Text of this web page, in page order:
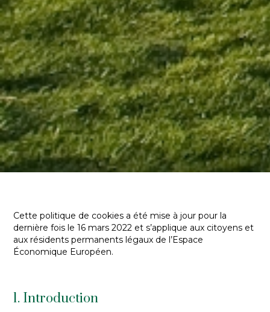
Cette politique de cookies a été mise à jour pour la
dernière fois le 16 mars 2022 et s’applique aux citoyens et
aux résidents permanents légaux de l’Espace
Économique Européen.
1. Introduction